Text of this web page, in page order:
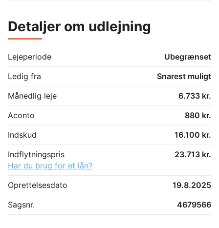
Detaljer om udlejning
Lejeperiode
Ubegrænset
Ledig fra
Snarest muligt
Månedlig leje
6.733 kr.
Aconto
880 kr.
Indskud
16.100 kr.
Indflytningspris
23.713 kr.
Har du brug for et lån?
Oprettelsesdato
19.8.2025
Sagsnr.
4679566